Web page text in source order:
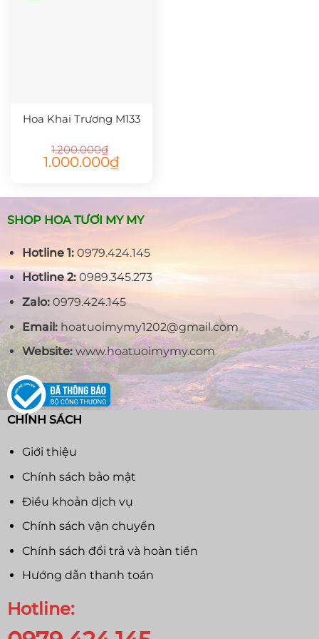
Hoa Khai Trương M133
1.200.000₫
Giá
gốc
1.000.000₫Giá
1.000.000₫.
SHOP HOA TƯƠI MY MY
Hotline 1:0979.424.145
Hotline 2:0989.345.273
Zalo:0979.424.145
Email:hoatuoimymy1202@gmail.com
Website:www.hoatuoimymy.com
CHÍNH SÁCH
Giới thiệu
Chính sách bảo mật
Điều khoản dịch vụ
Chính sách vận chuyển
Chính sách đổi trả và hoàn tiền
Hướng dẫn thanh toán
Hotline: